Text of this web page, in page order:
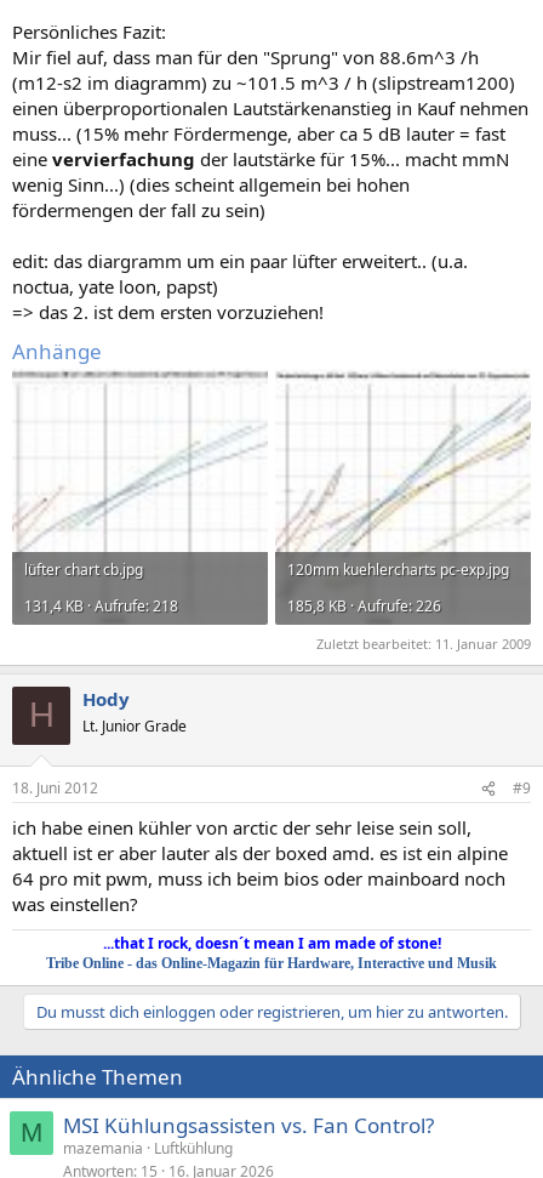
Persönliches Fazit:
Mir fiel auf, dass man für den "Sprung" von 88.6m^3 /h
(m12-s2 im diagramm) zu ~101.5 m^3 / h (slipstream1200)
einen überproportionalen Lautstärkenanstieg in Kauf nehmen
muss... (15% mehr Fördermenge, aber ca 5 dB lauter = fast
eine vervierfachung der lautstärke für 15%... macht mmN
wenig Sinn...) (dies scheint allgemein bei hohen
fördermengen der fall zu sein)
edit: das diargramm um ein paar lüfter erweitert.. (u.a.
noctua, yate loon, papst)
=> das 2. ist dem ersten vorzuziehen!
Anhänge
lüfter chart cb.jpg
131,4 KB · Aufrufe: 218
120mm kuehlercharts pc-exp.jpg
185,8 KB · Aufrufe: 226
Zuletzt bearbeitet: 11. Januar 2009
H Hody
Lt. Junior Grade
18. Juni 2012 #9
ich habe einen kühler von arctic der sehr leise sein soll,
aktuell ist er aber lauter als der boxed amd. es ist ein alpine
64 pro mit pwm, muss ich beim bios oder mainboard noch
was einstellen?
...that I rock, doesn´t mean I am made of stone!
Tribe Online - das Online-Magazin für Hardware, Interactive und Musik
Du musst dich einloggen oder registrieren, um hier zu antworten.
Ähnliche Themen
M MSI Kühlungsassisten vs. Fan Control?
mazemania
Luftkühlung
Antworten 15 16. Januar 2026